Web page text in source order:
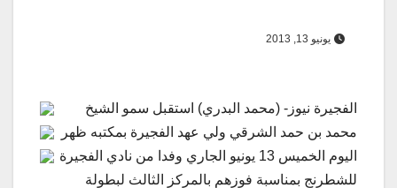
يونيو 13, 2013
الفجيرة نيوز- (محمد البدري) استقبل سمو الشيخ
محمد بن حمد الشرقي ولي عهد الفجيرة بمكتبه ظهر
اليوم الخميس 13 يونيو الجاري وفدا من نادي الفجيرة
للشطرنج بمناسبة فوزهم بالمركز الثالث لبطولة